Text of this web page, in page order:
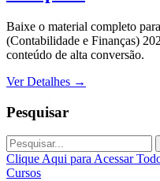
Baixe o material completo
(Contabilidade e Finanças)
conteúdo de alta conversão.
Ver Detalhes →
Pesquisar
Clique Aqui para Acessar
Cursos